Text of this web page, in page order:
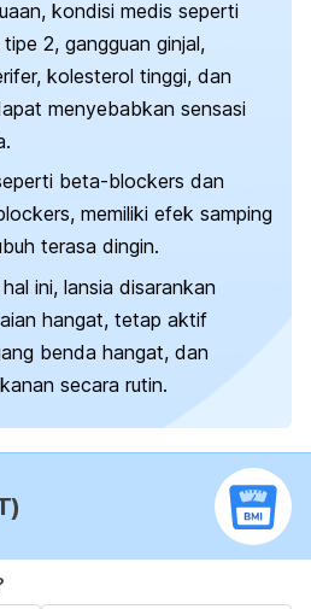
kondisi medis seperti
2, gangguan ginjal,
kolesterol tinggi, dan
menyebabkan sensasi
beta-blockers dan
, memiliki efek samping
terasa dingin.
ini, lansia disarankan
hangat, tetap aktif
benda hangat, dan
secara rutin.